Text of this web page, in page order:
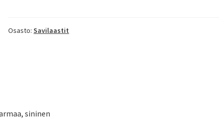
Osasto:Savilaastit
sininen